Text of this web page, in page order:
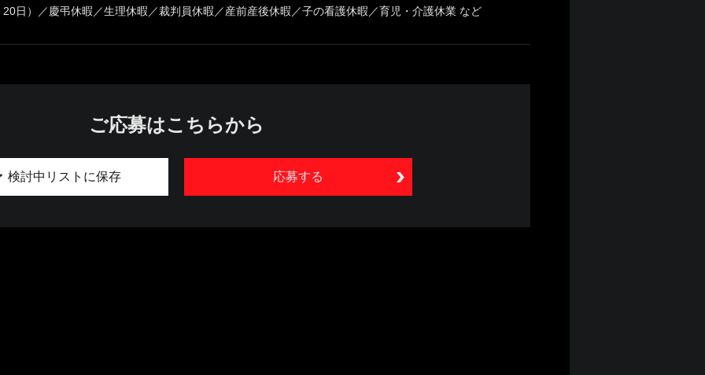
20日）／慶弔休暇／生理休暇／裁判員休暇／産前産後休暇／子の看護休暇／育児・介護休業 など
ご応募はこちらから
応募する
検討中リストに保存